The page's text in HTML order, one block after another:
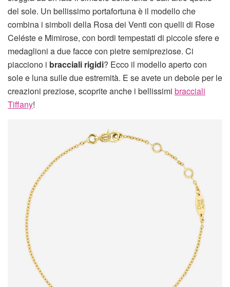
del sole. Un bellissimo portafortuna è il modello che
combina i simboli della Rosa dei Venti con quelli di Rose
Celéste e Mimirose, con bordi tempestati di piccole sfere e
medaglioni a due facce con pietre semipreziose. Ci
piacciono i bracciali rigidi? Ecco il modello aperto con
sole e luna sulle due estremità. E se avete un debole per le
creazioni preziose, scoprite anche i bellissimi bracciali
Tiffany!